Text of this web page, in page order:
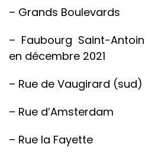
– Grands Boulevards
– Faubourg Saint-
en décembre 2021
– Rue de Vaugirard (sud)
– Rue d’Amsterdam
– Rue la Fayette